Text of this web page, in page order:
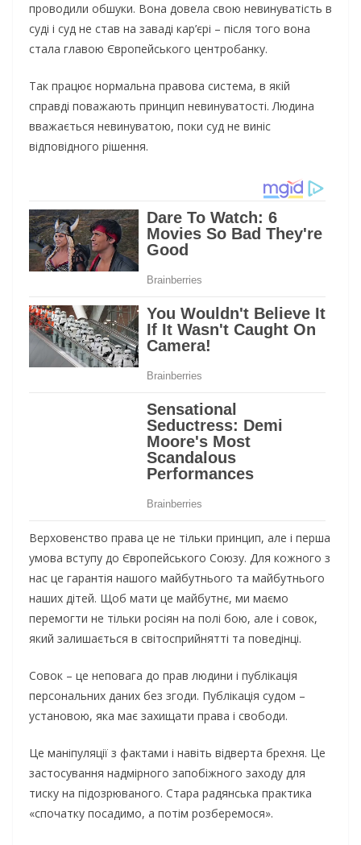
проводили обшуки. Вона довела свою невинуватість в
суді і суд не став на заваді кар’єрі – після того вона
стала главою Європейського центробанку.
Так працює нормальна правова система, в якій
справді поважають принцип невинуватості. Людина
вважається невинуватою, поки суд не виніс
відповідного рішення.
Верховенство права це не тільки принцип, але і перша
умова вступу до Європейського Союзу. Для кожного з
нас це гарантія нашого майбутнього та майбутнього
наших дітей. Щоб мати це майбутнє, ми маємо
перемогти не тільки росіян на полі бою, але і совок,
який залишається в світосприйнятті та поведінці.
Совок – це неповага до прав людини і публікація
персональних даних без згоди. Публікація судом –
установою, яка має захищати права і свободи.
Це маніпуляції з фактами і навіть відверта брехня. Це
застосування надмірного запобіжного заходу для
тиску на підозрюваного. Стара радянська практика
«спочатку посадимо, а потім розберемося».